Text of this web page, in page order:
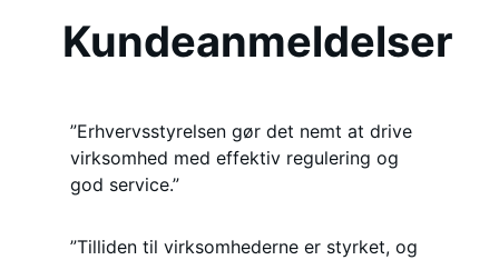
Kundeanmeldelser
”Erhvervsstyrelsen gør det nemt at drive
virksomhed med effektiv regulering og
god service.”
”Tilliden til virksomhederne er styrket, og